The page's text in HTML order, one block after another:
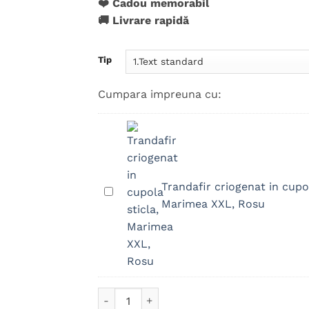
❤️ Cadou memorabil
🚚 Livrare rapidă
Tip
Cumpara impreuna cu:
Trandafir
criogenat
cupola
XXL,
Rosu
Trandafir criogenat in
Marimea XXL, Rosu